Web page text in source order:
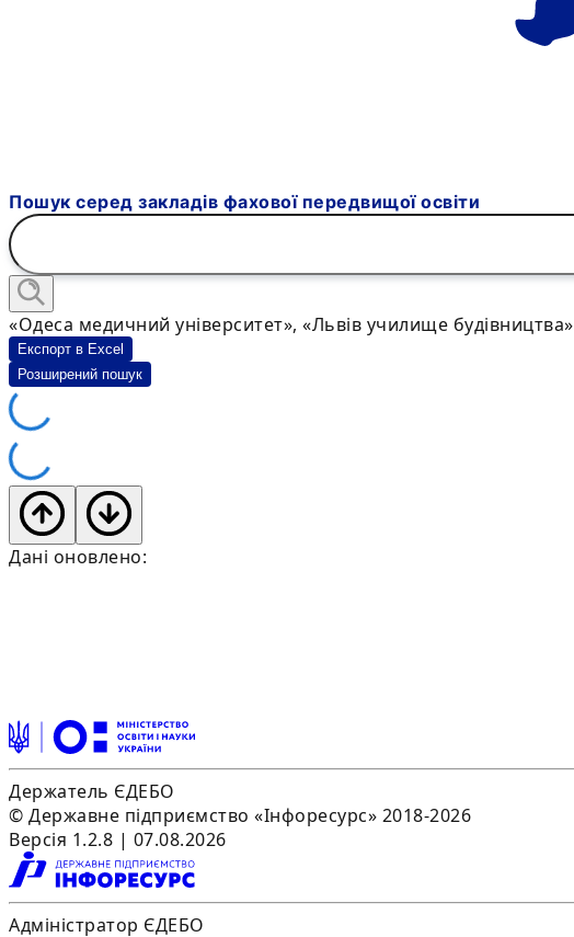
Пошук серед закладів фахової передвищої освіти
«Одеса медичний університет», «Львів училище будівництва»
Експорт в Excel
Розширений пошук
Дані оновлено:
Держатель ЄДЕБО
© Державне підприємство «Інфоресурс» 2018-2026
Версія 1.2.8 | 07.08.2026
Адміністратор ЄДЕБО